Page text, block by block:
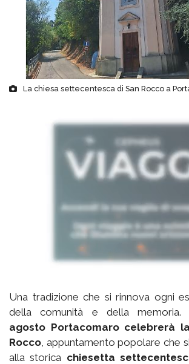
La chiesa settecentesca di San Rocco a
Una tradizione che si rinnova ogni
della comunità e della memoria.
agosto Portacomaro celebrerà
Rocco , appuntamento popolare che
alla storica chiesetta